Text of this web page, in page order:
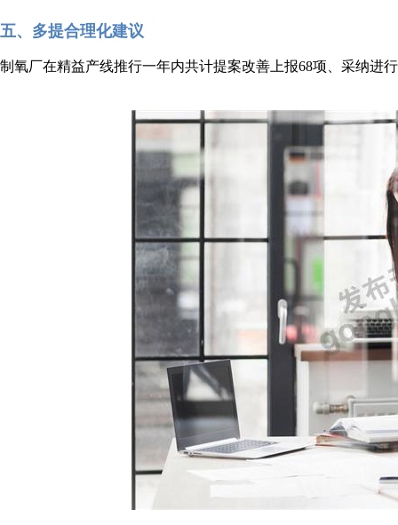
五、多提合理化建议
制氧厂在精益产线推行一年内共计提案改善上报68项、采纳进